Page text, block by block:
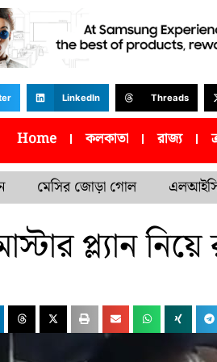
LinkedIn Threads
Home কলকাতা রাজ্য
মেসির জোড়া গোল এলআইসি-র
প্ল্যান